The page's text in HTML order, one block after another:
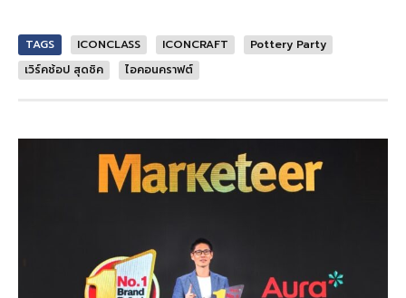
TAGS ICONCLASS ICONCRAFT
Pottery Party
เวิร์คช้อป สุดชิค
ไอคอนคราฟต์